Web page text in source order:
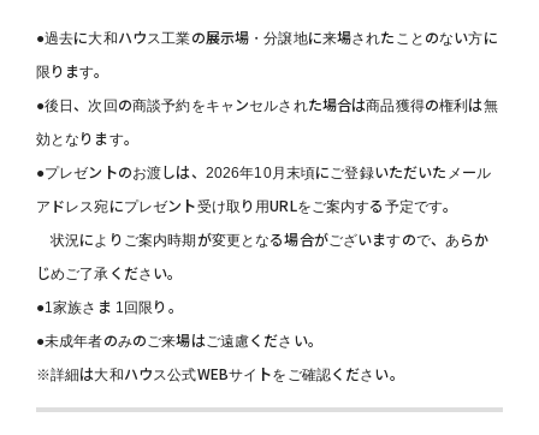
●過去に大和ハウス工業の展示場・分譲地に来場されたことのない方に
限ります。
●後日、次回の商談予約をキャンセルされた場合は商品獲得の権利は無
効となります。
●プレゼントのお渡しは、2026年10月末頃にご登録いただいたメール
アドレス宛にプレゼント受け取り用URLをご案内する予定です。
状況によりご案内時期が変更となる場合がございますので、あらか
じめご了承ください。
●1家族さま 1回限り。
●未成年者のみのご来場はご遠慮ください。
※詳細は大和ハウス公式WEBサイトをご確認ください。